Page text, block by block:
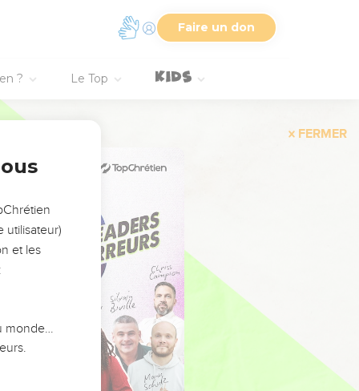
Faire un don
? Le Top
FERMER
utilisateur)
et les
monde…